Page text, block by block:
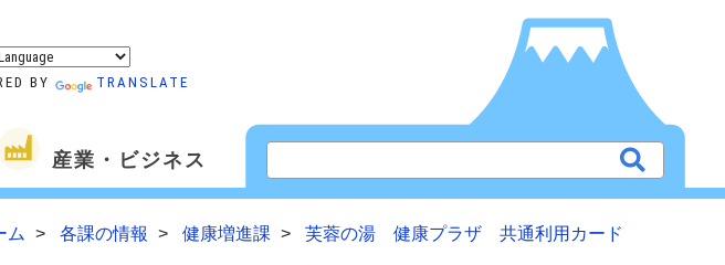
BY TRANSLATE
産業・ビジネス
ム 各課の情報 健康増進課 芙蓉の湯 健康プラザ 共通利用カード